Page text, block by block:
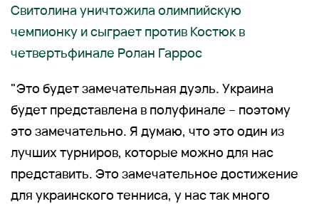
Свитолина уничтожила олимпийскую
чемпионку и сыграет против Костюк в
четвертьфинале Ролан Гаррос
"Это будет замечательная дуэль. Украина
будет представлена в полуфинале – поэтому
это замечательно. Я думаю, что это один из
лучших турниров, которые можно для нас
представить. Это замечательное достижение
для украинского тенниса, у нас так много